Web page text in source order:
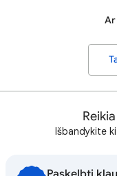
Ar
Išbandykite